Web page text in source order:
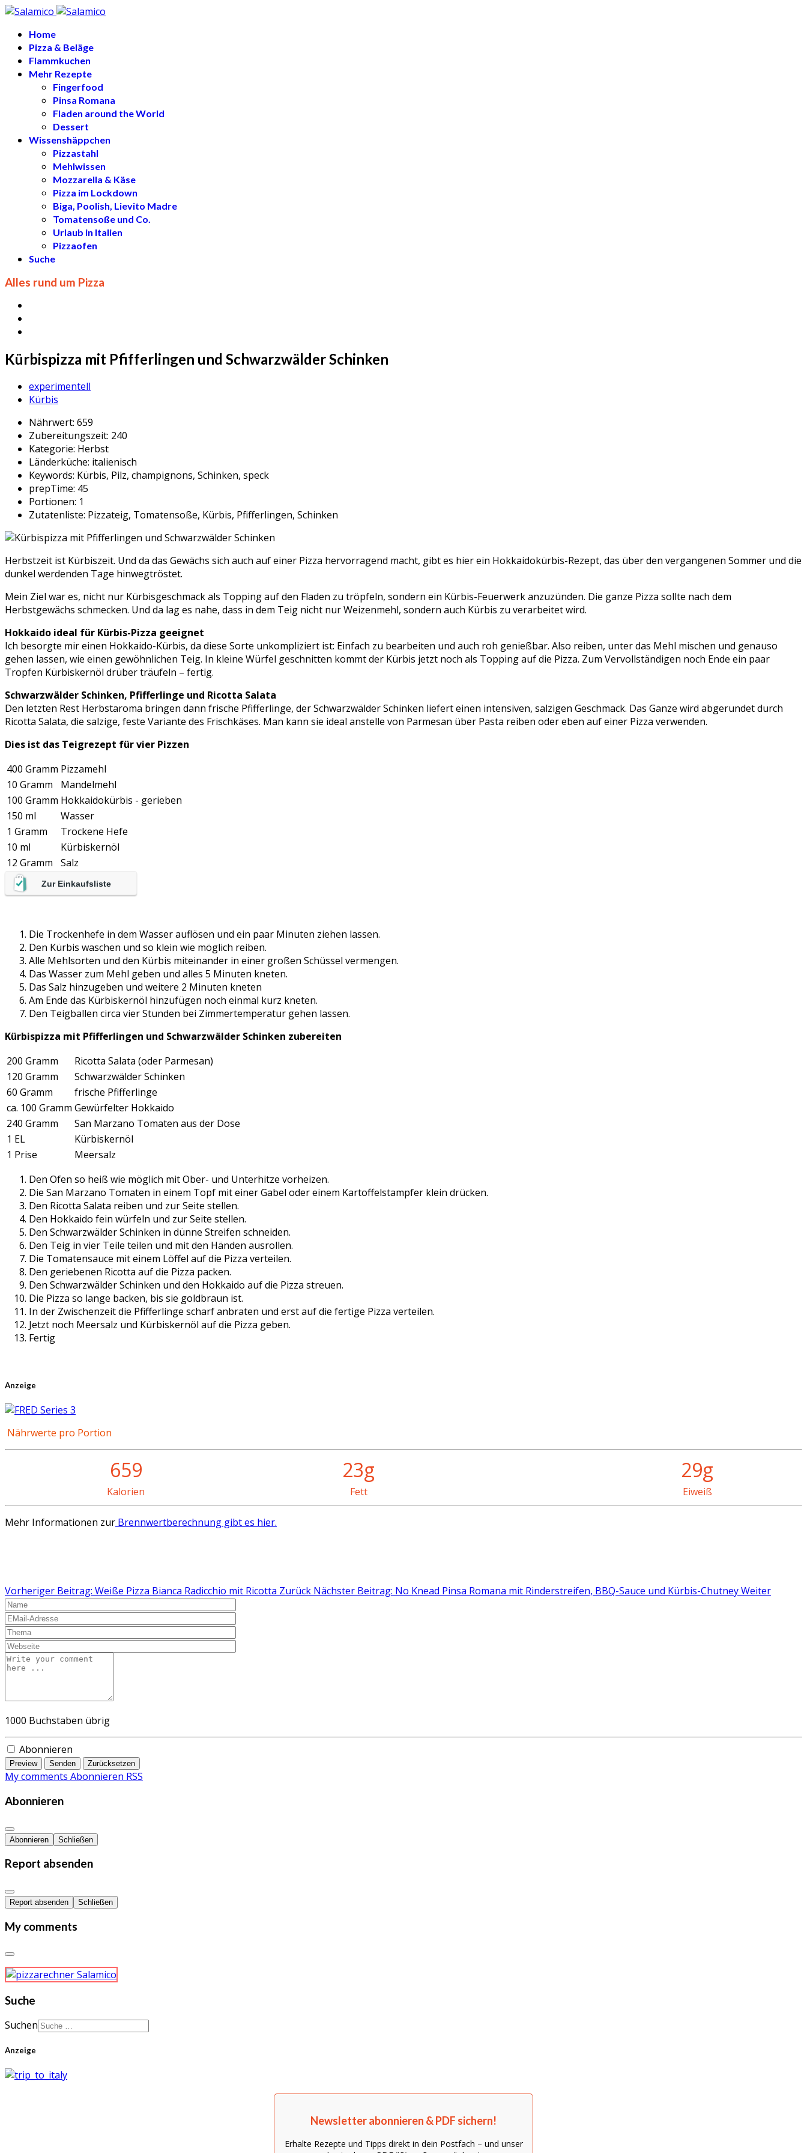
Home
Pizza & Beläge
Flammkuchen
Mehr Rezepte
Fingerfood
Pinsa Romana
Fladen around the World
Dessert
Wissenshäppchen
Pizzastahl
Mehlwissen
Mozzarella & Käse
Pizza im Lockdown
Biga, Poolish, Lievito Madre
Tomatensoße und Co.
Urlaub in Italien
Pizzaofen
Suche
Alles rund um Pizza
Kürbispizza mit Pfifferlingen und Schwarzwälder Schinken
experimentell
Kürbis
Nährwert: 659
Zubereitungszeit: 240
Kategorie: Herbst
Länderküche: italienisch
Keywords: Kürbis, Pilz, champignons, Schinken, speck
prepTime: 45
Portionen: 1
Zutatenliste: Pizzateig, Tomatensoße, Kürbis, Pfifferlingen, Schinken
Herbstzeit ist Kürbiszeit. Und da das Gewächs sich auch auf einer Pizza hervorragend macht, gibt es hier ein Hokkaidokürbis-Rezept, das über den vergangenen Sommer und die
dunkel werdenden Tage hinwegtröstet.
Mein Ziel war es, nicht nur Kürbisgeschmack als Topping auf den Fladen zu tröpfeln, sondern ein Kürbis-Feuerwerk anzuzünden. Die ganze Pizza sollte nach dem
Herbstgewächs schmecken. Und da lag es nahe, dass in dem Teig nicht nur Weizenmehl, sondern auch Kürbis zu verarbeitet wird.
Hokkaido ideal für Kürbis-Pizza geeignet
Ich besorgte mir einen Hokkaido-Kürbis, da diese Sorte unkompliziert ist: Einfach zu bearbeiten und auch roh genießbar. Also reiben, unter das Mehl mischen und genauso
gehen lassen, wie einen gewöhnlichen Teig. In kleine Würfel geschnitten kommt der Kürbis jetzt noch als Topping auf die Pizza. Zum Vervollständigen noch Ende ein paar
Tropfen Kürbiskernöl drüber träufeln – fertig.
Schwarzwälder Schinken, Pfifferlinge und Ricotta Salata
Den letzten Rest Herbstaroma bringen dann frische Pfifferlinge, der Schwarzwälder Schinken liefert einen intensiven, salzigen Geschmack. Das Ganze wird abgerundet durch
Ricotta Salata, die salzige, feste Variante des Frischkäses. Man kann sie ideal anstelle von Parmesan über Pasta reiben oder eben auf einer Pizza verwenden.
Dies ist das Teigrezept für vier Pizzen
400 Gramm Pizzamehl
10 Gramm
Mandelmehl
100 Gramm Hokkaidokürbis - gerieben
150 ml
Wasser
1 Gramm
Trockene Hefe
10 ml
Kürbiskernöl
12 Gramm
Salz
Zur Einkaufsliste
Die Trockenhefe in dem Wasser auflösen und ein paar Minuten ziehen lassen.
Den Kürbis waschen und so klein wie möglich reiben.
Alle Mehlsorten und den Kürbis miteinander in einer großen Schüssel vermengen.
Das Wasser zum Mehl geben und alles 5 Minuten kneten.
Das Salz hinzugeben und weitere 2 Minuten kneten
Am Ende das Kürbiskernöl hinzufügen noch einmal kurz kneten.
Den Teigballen circa vier Stunden bei Zimmertemperatur gehen lassen.
Kürbispizza mit Pfifferlingen und Schwarzwälder Schinken zubereiten
200 Gramm
Ricotta Salata (oder Parmesan)
120 Gramm
Schwarzwälder Schinken
60 Gramm
frische Pfifferlinge
ca. 100 Gramm Gewürfelter Hokkaido
240 Gramm
San Marzano Tomaten aus der Dose
1 EL
Kürbiskernöl
1 Prise
Meersalz
Den Ofen so heiß wie möglich mit Ober- und Unterhitze vorheizen.
Die San Marzano Tomaten in einem Topf mit einer Gabel oder einem Kartoffelstampfer klein drücken.
Den Ricotta Salata reiben und zur Seite stellen.
Den Hokkaido fein würfeln und zur Seite stellen.
Den Schwarzwälder Schinken in dünne Streifen schneiden.
Den Teig in vier Teile teilen und mit den Händen ausrollen.
Die Tomatensauce mit einem Löffel auf die Pizza verteilen.
Den geriebenen Ricotta auf die Pizza packen.
Den Schwarzwälder Schinken und den Hokkaido auf die Pizza streuen.
Die Pizza so lange backen, bis sie goldbraun ist.
In der Zwischenzeit die Pfifferlinge scharf anbraten und erst auf die fertige Pizza verteilen.
Jetzt noch Meersalz und Kürbiskernöl auf die Pizza geben.
Fertig
Anzeige
Nährwerte pro Portion
659 23g 29g
Kalorien Fett Eiweiß
Mehr Informationen zur Brennwertberechnung gibt es hier.
Vorheriger Beitrag: Weiße Pizza Bianca Radicchio mit Ricotta Zurück Nächster Beitrag: No Knead Pinsa Romana mit Rinderstreifen, BBQ-Sauce und Kürbis-ChutneyWeiter
1000 Buchstaben übrig
Abonnieren
Preview Senden Zurücksetzen
My comments Abonnieren RSS
Abonnieren
Abonnieren Schließen
Report absenden
Report absenden Schließen
My comments
Suche
Suchen
Anzeige
Newsletter abonnieren & PDF sichern!
Erhalte Rezepte und Tipps direkt in dein Postfach – und unser